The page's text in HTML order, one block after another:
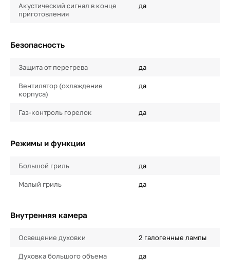
Акустический сигнал в конце
приготовления
да
Безопасность
Защита от перегрева да
Вентилятор (охлаждение
корпуса)
да
Газ-контроль горелок да
Режимы и функции
Большой гриль да
Малый гриль да
Внутренняя камера
Освещение духовки 2 галогенные лампы
Духовка большого объема да